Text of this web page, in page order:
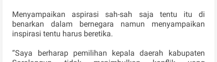
Menyampaikan aspirasi sah-sah saja tentu itu di
benarkan dalam bernegara namun menyampaikan
inspirasi tentu harus beretika.
“Saya berharap pemilihan kepala daerah kabupaten